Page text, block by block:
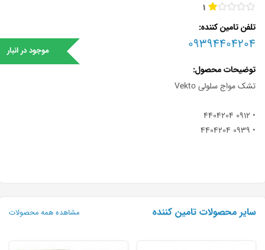
1
موجود در انبار
تلفن تامین کننده
09394404204
توضیحات محصول
تشک مواج سلولی Vekto
• 0912 4404204
• 0939 4404204
سایر محصولات تامین کننده مشاهده همه محصولات